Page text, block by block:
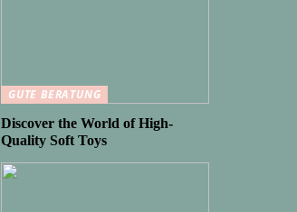
GUTE BERATUNG
Discover the World of High-
Quality Soft Toys